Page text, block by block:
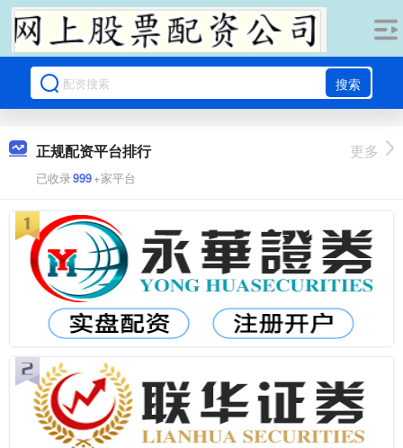
搜索
正规配资平台排行
已收录999+家平台
更多